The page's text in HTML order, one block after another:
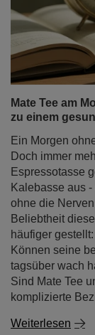
Mate Tee am
zu einem
Ein Morgen
Doch immer
Espressotasse
Kalebasse aus
ohne die
Beliebtheit
häufiger
Können seine
tagsüber wach
Sind Mate Tee
komplizierte
Weiterlesen